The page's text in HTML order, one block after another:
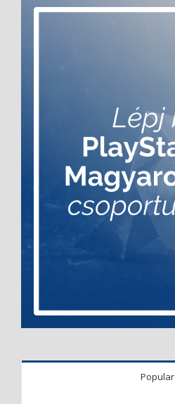
Popular